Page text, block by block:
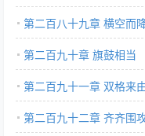
第二百八十九章 横空而
第二百九十章 旗鼓相当
第二百九十一章 双格来
第二百九十二章 齐齐围